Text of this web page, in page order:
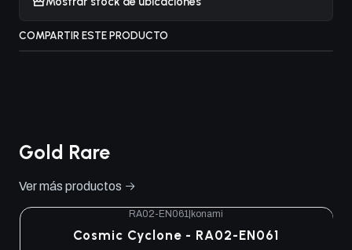
COMPARTIR ESTE PRODUCTO
Gold Rare
Ver más productos
RA02-EN061 konami
Cosmic Cyclone - RA02-EN061